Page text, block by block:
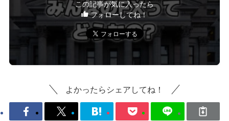
この記事が気に入ったら
フォローしてね！
よかったらシェアしてね！